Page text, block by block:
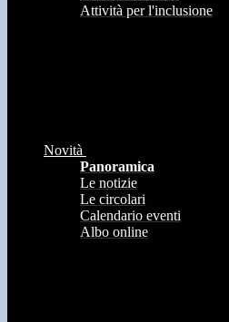
Attività per l'inclusione
Novità
Panoramica
Le notizie
Le circolari
Calendario eventi
Albo online